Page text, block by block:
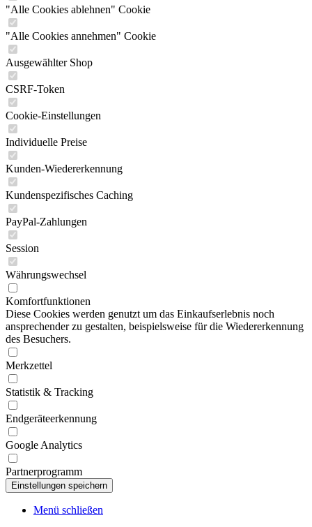
"Alle Cookies ablehnen" Cookie
"Alle Cookies annehmen" Cookie
Ausgewählter Shop
CSRF-Token
Cookie-Einstellungen
Individuelle Preise
Kunden-Wiedererkennung
Kundenspezifisches Caching
PayPal-Zahlungen
Session
Währungswechsel
Komfortfunktionen
Diese Cookies werden genutzt um das Einkaufserlebnis noch
ansprechender zu gestalten, beispielsweise für die Wiedererkennung
des Besuchers.
Merkzettel
Statistik & Tracking
Endgeräteerkennung
Google Analytics
Partnerprogramm
Menü schließen